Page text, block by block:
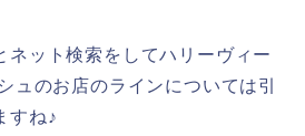
ネット検索をしてハリーヴィー
ュのお店のラインについては引
すね♪